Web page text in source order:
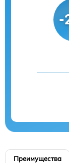
-
Преимущества